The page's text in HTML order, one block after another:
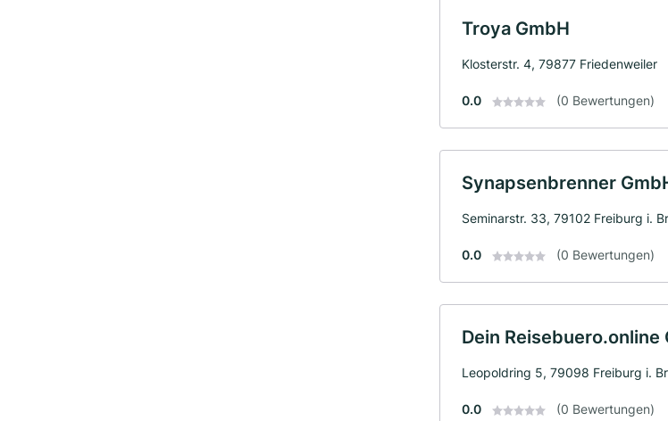
Troya GmbH
Klosterstr. 4, 79877 Friedenweiler
0.0 (0 Bewertungen)
Synapsenbrenner
Seminarstr. 33, 79102 Freiburg i.
0.0 (0 Bewertungen)
Dein Reisebuero.online
Leopoldring 5, 79098 Freiburg i.
0.0 (0 Bewertungen)